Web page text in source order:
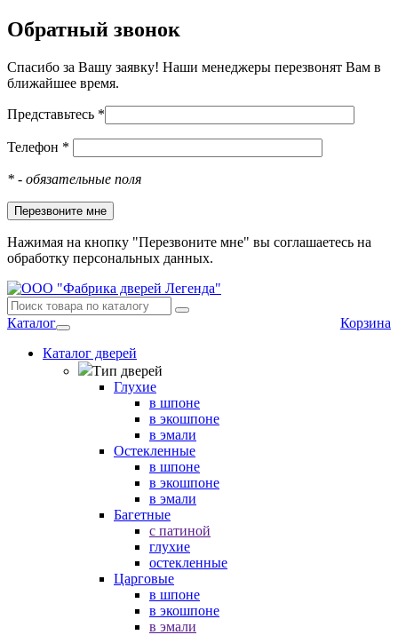
Обратный звонок
Спасибо за Вашу заявку! Наши менеджеры перезвонят Вам в
ближайшее время.
Представьтесь *
Телефон *
* - обязательные поля
Нажимая на кнопку "Перезвоните мне" вы соглашаетесь на
обработку персональных данных.
Каталог
Корзина
Каталог дверей
Тип дверей
Глухие
в шпоне
в экошпоне
в эмали
Остекленные
в шпоне
в экошпоне
в эмали
Багетные
с патиной
глухие
остекленные
Царговые
в шпоне
в экошпоне
в эмали